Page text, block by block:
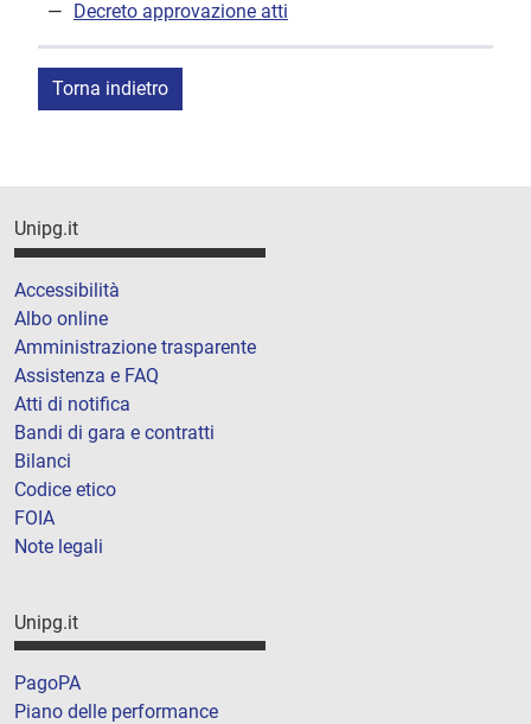
Decreto approvazione atti
Torna indietro
Unipg.it
Accessibilità
Albo online
Amministrazione trasparente
Assistenza e FAQ
Atti di notifica
Bandi di gara e contratti
Bilanci
Codice etico
FOIA
Note legali
Unipg.it
PagoPA
Piano delle performance